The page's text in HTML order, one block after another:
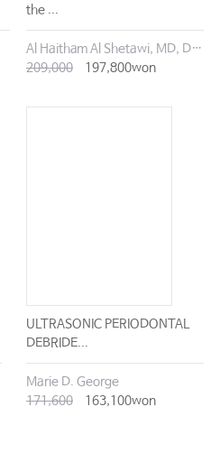
the ...
Al Haitham Al Shetawi, MD, DMD
209,000
197,800won
ULTRASONIC PERIODONTAL
DEBRIDE...
Marie D. George
171,600
163,100won